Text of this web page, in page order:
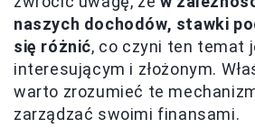
naszych dochodów, stawki
się różnić, co czyni ten temat
interesującym i złożonym.
warto zrozumieć te
zarządzać swoimi finansami.